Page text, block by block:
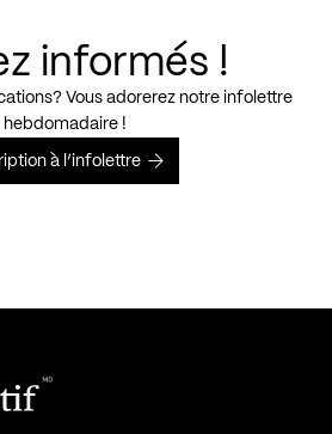
informés !
Vous adorerez notre infolettre
hebdomadaire !
à l’infolettre